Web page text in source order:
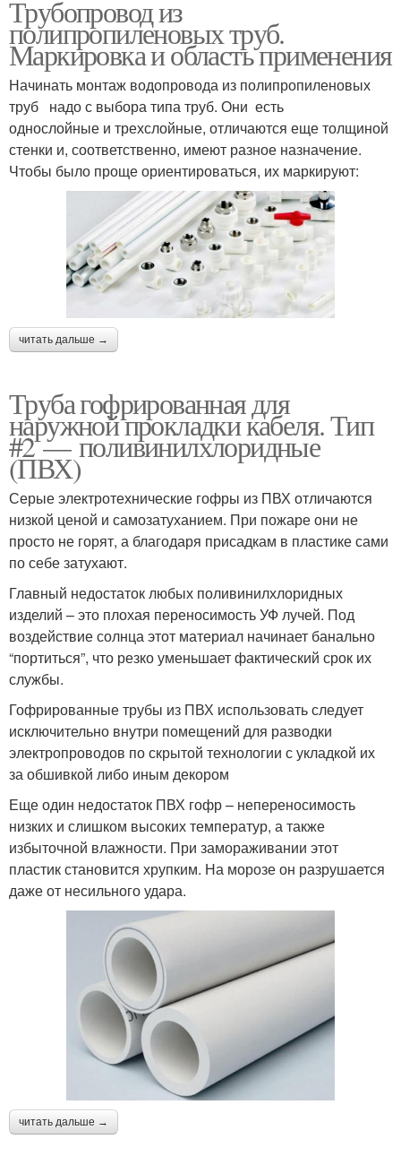
Трубопровод из
полипропиленовых труб.
Маркировка и область применения
Начинать монтаж водопровода из полипропиленовых
труб надо с выбора типа труб. Они есть
однослойные и трехслойные, отличаются еще толщиной
стенки и, соответственно, имеют разное назначение.
Чтобы было проще ориентироваться, их маркируют:
читать дальше →
Труба гофрированная для
наружной прокладки кабеля. Тип
#2 — поливинилхлоридные
(ПВХ)
Серые электротехнические гофры из ПВХ отличаются
низкой ценой и самозатуханием. При пожаре они не
просто не горят, а благодаря присадкам в пластике сами
по себе затухают.
Главный недостаток любых поливинилхлоридных
изделий – это плохая переносимость УФ лучей. Под
воздействие солнца этот материал начинает банально
“портиться”, что резко уменьшает фактический срок их
службы.
Гофрированные трубы из ПВХ использовать следует
исключительно внутри помещений для разводки
электропроводов по скрытой технологии с укладкой их
за обшивкой либо иным декором
Еще один недостаток ПВХ гофр – непереносимость
низких и слишком высоких температур, а также
избыточной влажности. При замораживании этот
пластик становится хрупким. На морозе он разрушается
даже от несильного удара.
читать дальше →